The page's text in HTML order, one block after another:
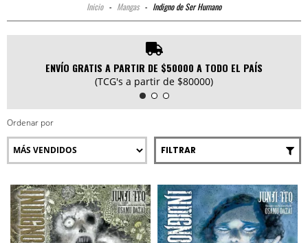
Inicio - Mangas - Indigno de Ser Humano
ENVÍO GRATIS A PARTIR DE $50000 A TODO EL PAÍS
(TCG's a partir de $80000)
Ordenar por
FILTRAR